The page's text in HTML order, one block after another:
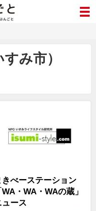
み市）
きべーステーション
WA・WA・WAの蔵」
ュース